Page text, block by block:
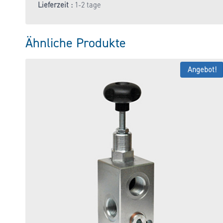
Preis Preis
Lieferzeit : 1-2 tage
Ähnliche Produkte
Angebot!